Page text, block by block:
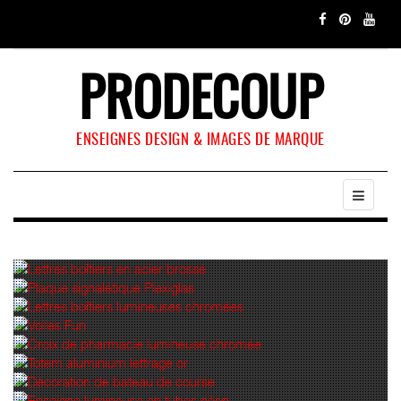
PRODECOUP
ENSEIGNES DESIGN & IMAGES DE MARQUE